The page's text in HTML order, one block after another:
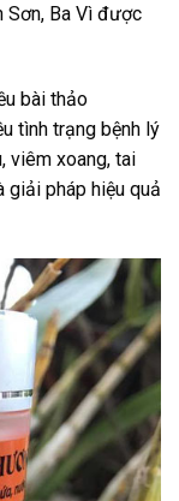
Sơn, Ba Vì được
bài thảo
tình trạng bệnh lý
viêm xoang, tai
giải pháp hiệu quả